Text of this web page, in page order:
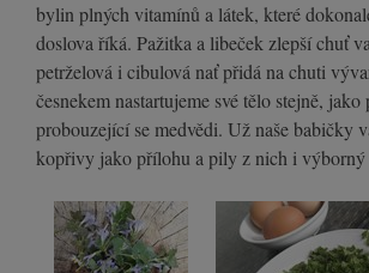
bylin plných vitamínů a látek, které
doslova říká. Pažitka a libeček zlepší chuť
petrželová i cibulová nať přidá na chuti
česnekem nastartujeme své tělo stejně, jako
probouzející se medvědi. Už naše babičky
kopřivy jako přílohu a pily z nich i výborný